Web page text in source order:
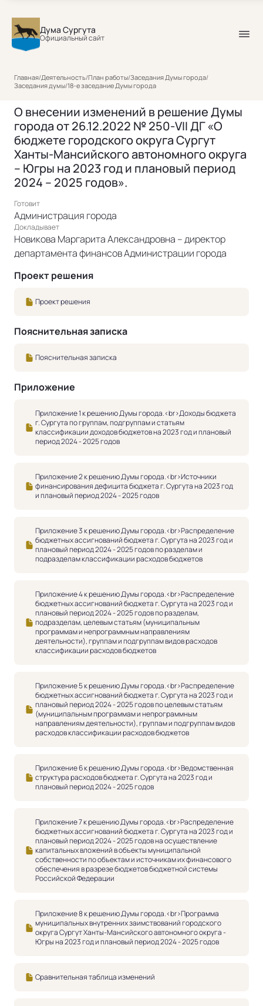
Дума Сургута
Официальный сайт
Главная/Деятельность/План работы/Заседания Думы города/
Заседания думы/18-е заседание Думы города
О внесении изменений в решение Думы
города от 26.12.2022 № 250-VII ДГ «О
бюджете городского округа Сургут
Ханты-Мансийского автономного округа
– Югры на 2023 год и плановый период
2024 – 2025 годов».
Готовит
Администрация города
Докладывает
Новикова Маргарита Александровна – директор
департамента финансов Администрации города
Проект решения
Проект решения
Пояснительная записка
Пояснительная записка
Приложение
Приложение 1 к решению Думы города.<br>Доходы бюджета
г. Сургута по группам, подгруппам и статьям
классификации доходов бюджетов на 2023 год и плановый
период 2024 - 2025 годов
Приложение 2 к решению Думы города.<br>Источники
финансирования дефицита бюджета г. Сургута на 2023 год
и плановый период 2024 - 2025 годов
Приложение 3 к решению Думы города.<br>Распределение
бюджетных ассигнований бюджета г. Сургута на 2023 год и
плановый период 2024 - 2025 годов по разделам и
подразделам классификации расходов бюджетов
Приложение 4 к решению Думы города.<br>Распределение
бюджетных ассигнований бюджета г. Сургута на 2023 год и
плановый период 2024 - 2025 годов по разделам,
подразделам, целевым статьям (муниципальным
программам и непрограммным направлениям
деятельности), группам и подгруппам видов расходов
классификации расходов бюджетов
Приложение 5 к решению Думы города.<br>Распределение
бюджетных ассигнований бюджета г. Сургута на 2023 год и
плановый период 2024 - 2025 годов по целевым статьям
(муниципальным программам и непрограммным
направлениям деятельности), группам и подгруппам видов
расходов классификации расходов бюджетов
Приложение 6 к решению Думы города.<br>Ведомственная
структура расходов бюджета г. Сургута на 2023 год и
плановый период 2024 - 2025 годов
Приложение 7 к решению Думы города.<br>Распределение
бюджетных ассигнований бюджета г. Сургута на 2023 год и
плановый период 2024 - 2025 годов на осуществление
капитальных вложений в объекты муниципальной
собственности по объектам и источникам их финансового
обеспечения в разрезе бюджетов бюджетной системы
Российской Федерации
Приложение 8 к решению Думы города.<br>Программа
муниципальных внутренних заимствований городского
округа Сургут Ханты-Мансийского автономного округа -
Югры на 2023 год и плановый период 2024 - 2025 годов
Сравнительная таблица изменений